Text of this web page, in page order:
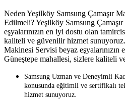
Neden Yeşilköy Samsung Çamaşır
Edilmeli? Yeşilköy Samsung
eşyalarınızın en iyi dostu olan
kaliteli ve güvenilir hizmet
Makinesi Servisi beyaz
Güneştepe mahallesi, sizlere kaliteli
Samsung Uzman ve Deneyimli
konusunda eğitimli ve sertifikalı
hizmet sunuyoruz.